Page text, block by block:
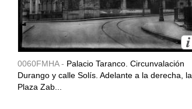
0060FMHA - Palacio Taranco. Circunvalación
Durango y calle Solís. Adelante a la derecha, la
Plaza Zab...